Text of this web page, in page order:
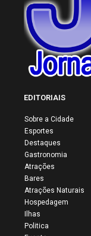
EDITORIAIS
Sobre a Cidade
Esportes
Destaques
Gastronomia
Atrações
Bares
Atrações Naturais
Hospedagem
Ilhas
Politica